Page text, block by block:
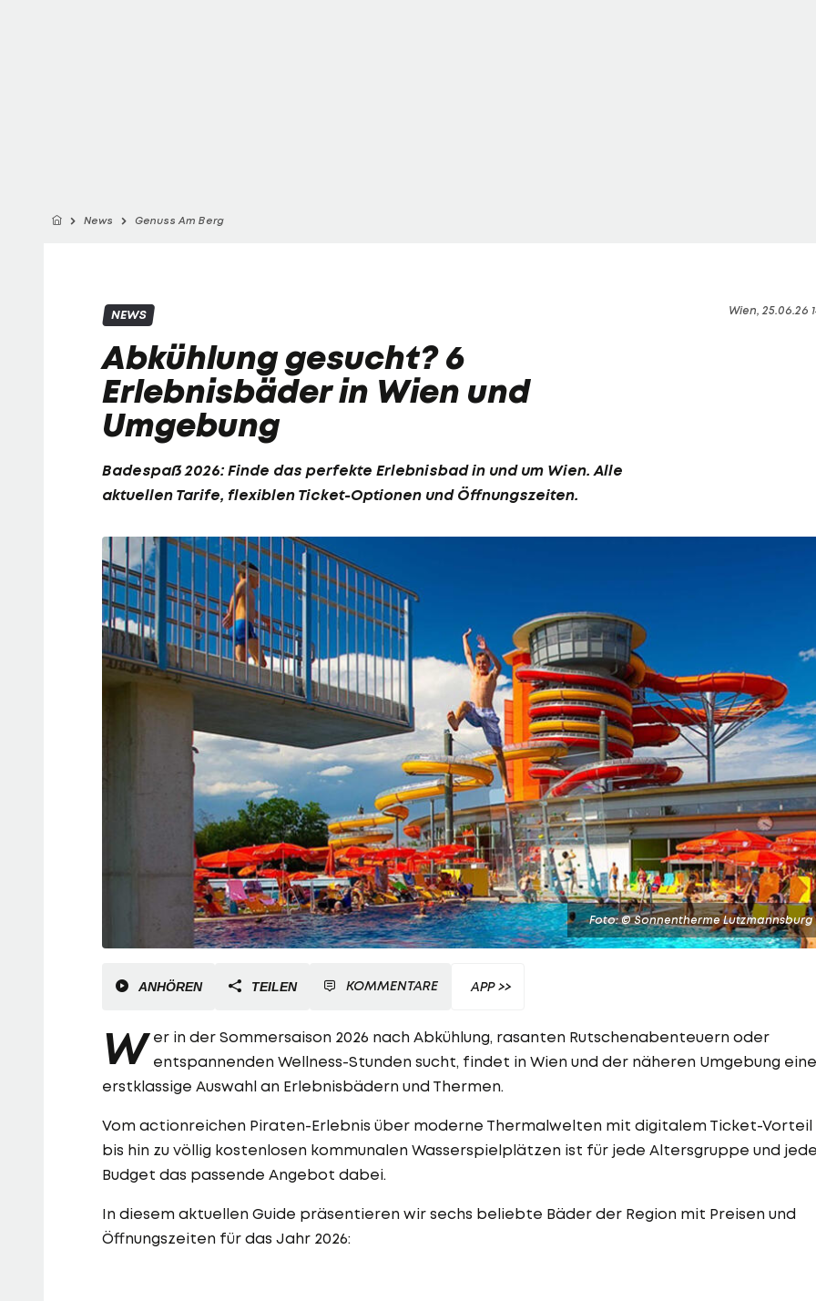
News Genuss Am Berg
Wien, 25.06.26
NEWS
Abkühlung gesucht? 6
Erlebnisbäder in Wien und
Umgebung
Badespaß 2026: Finde das perfekte Erlebnisbad in und um Wien. Alle
aktuellen Tarife, flexiblen Ticket-Optionen und Öffnungszeiten.
Foto: © Sonnentherme Lutzmannsburg
ANHÖREN TEILEN KOMMENTARE APP >>
W er in der Sommersaison 2026 nach Abkühlung, rasanten Rutschenabenteuern oder
entspannenden Wellness-Stunden sucht, findet in Wien und der näheren Umgebung eine
erstklassige Auswahl an Erlebnisbädern und Thermen.
Vom actionreichen Piraten-Erlebnis über moderne Thermalwelten mit digitalem Ticket-Vorteil
bis hin zu völlig kostenlosen kommunalen Wasserspielplätzen ist für jede Altersgruppe und
Budget das passende Angebot dabei.
In diesem aktuellen Guide präsentieren wir sechs beliebte Bäder der Region mit Preisen und
Öffnungszeiten für das Jahr 2026: